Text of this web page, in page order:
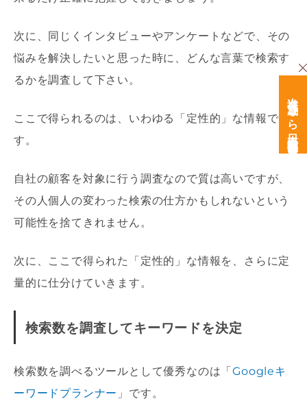
次に、同じくインタビューやアンケートなどで、その
悩みを解決したいと思った時に、どんな言葉で検索す
るかを調査して下さい。
ここで得られるのは、いわゆる「定性的」な情報で
す。
自社の顧客を対象に行う調査なので質は高いですが、
その人個人の変わった検索の仕方かもしれないという
可能性を捨てきれません。
次に、ここで得られた「定性的」な情報を、さらに定
量的に仕分けていきます。
検索数を調査してキーワードを決定
検索数を調べるツールとして優秀なのは「Googleキ
ーワードプランナー 」です。
次世代育成なら日本経営開発研究所